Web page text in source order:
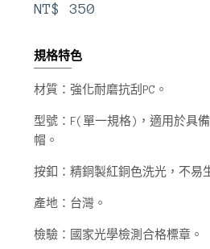
NT$ 350
規格特色
材質：強化耐磨抗刮PC。
型號：F(單一規格)，適用於具
帽。
按釦：精銅製紅銅色洗光，不易
產地：台灣。
檢驗：國家光學檢測合格標章。